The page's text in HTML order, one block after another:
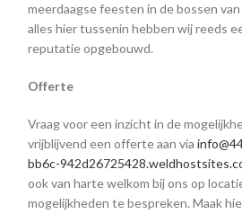
meerdaagse feesten in de bossen
alles hier tussenin hebben wij reeds
reputatie opgebouwd.
Offerte
Vraag voor een inzicht in de
vrijblijvend een offerte aan via
bb6c-
ook van harte welkom bij ons op
mogelijkheden te bespreken. Maak